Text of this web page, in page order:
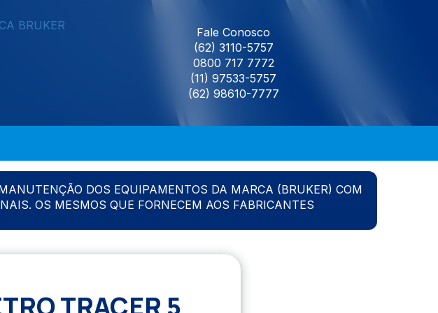
Fale Conosco
(62) 3110-5757
0800 717 7772
(11) 97533-5757
(62) 98610-7777
DOS EQUIPAMENTOS DA MARCA (BRUKER) COM
OS MESMOS QUE FORNECEM AOS FABRICANTES